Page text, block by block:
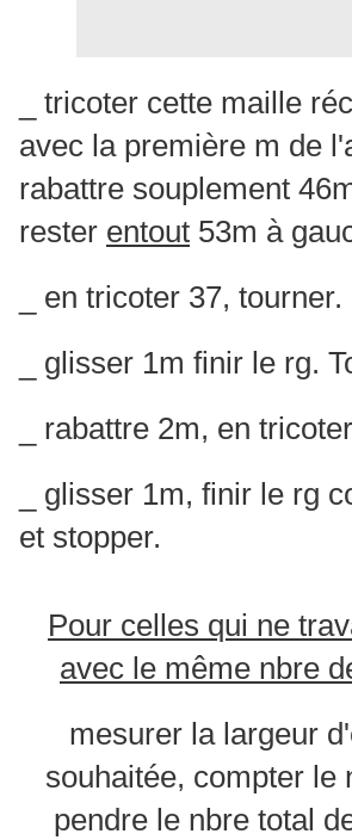
_ tricoter cette maille
avec la première m de
rabattre souplement
rester entout 53m à
_ en tricoter 37, tourner.
_ glisser 1m finir le rg.
_ rabattre 2m, en
_ glisser 1m, finir le rg
et stopper.
Pour celles qui ne
avec le même nbre
mesurer la largeur
souhaitée, compter le
pendre le nbre total